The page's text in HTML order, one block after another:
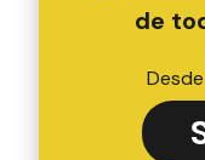
de
Desde